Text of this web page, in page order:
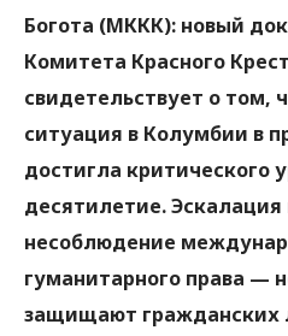
Богота (МККК): новый
Комитета Красного
свидетельствует о том,
ситуация в Колумбии в
достигла критического
десятилетие.
несоблюдение
гуманитарного права —
защищают гражданских